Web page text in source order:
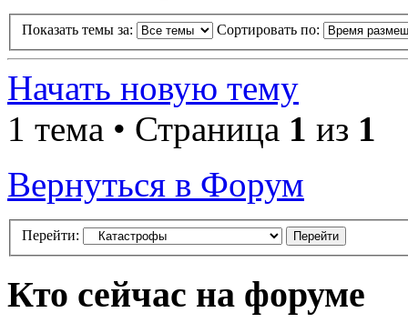
Показать темы за: Сортировать по:
Начать новую тему
1 тема • Страница 1 из 1
Вернуться в Форум
Перейти:
Кто сейчас на форуме